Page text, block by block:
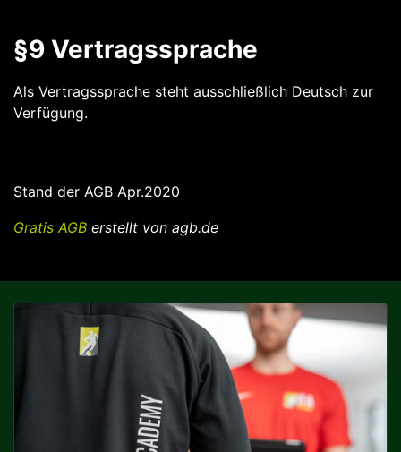
§9 Vertragssprache
Als Vertragssprache steht ausschließlich Deutsch zur
Verfügung.
Stand der AGB Apr.2020
Gratis AGB erstellt von agb.de